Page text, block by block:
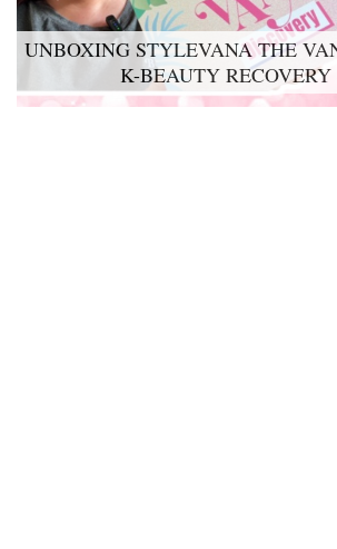
UNBOXING STYLEVANA THE
K-BEAUTY RECOVERY